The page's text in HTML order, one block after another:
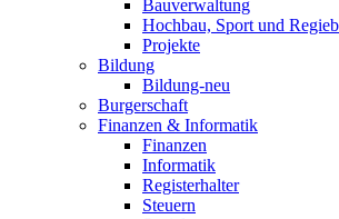
Bauverwaltung
Hochbau, Sport und
Projekte
Bildung
Bildung-neu
Burgerschaft
Finanzen & Informatik
Finanzen
Informatik
Registerhalter
Steuern